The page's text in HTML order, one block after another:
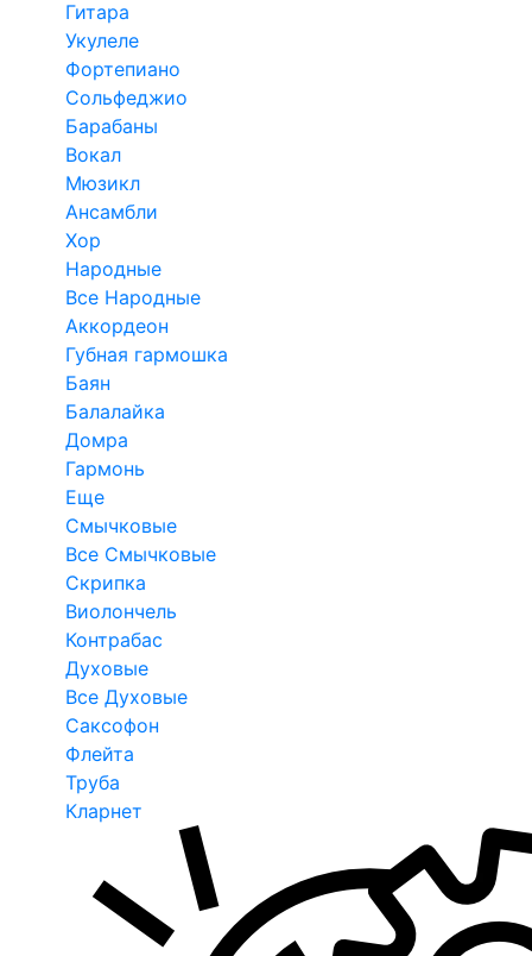
Гитара
Укулеле
Фортепиано
Сольфеджио
Барабаны
Вокал
Мюзикл
Ансамбли
Хор
Народные
Все Народные
Аккордеон
Губная гармошка
Баян
Балалайка
Домра
Гармонь
Еще
Смычковые
Все Смычковые
Скрипка
Виолончель
Контрабас
Духовые
Все Духовые
Саксофон
Флейта
Труба
Кларнет